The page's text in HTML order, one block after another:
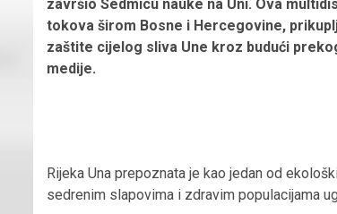
završio Sedmicu nauke na Uni. Ova
tokova širom Bosne i Hercegovine,
zaštite cijelog sliva Une kroz budući
medije.
Rijeka Una prepoznata je kao jedan od
sedrenim slapovima i zdravim populacijama